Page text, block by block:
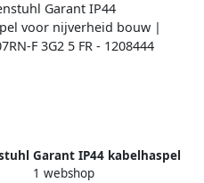
Garant IP44 kabelhaspel
bouw | 25m | H07RN-F
1 webshop